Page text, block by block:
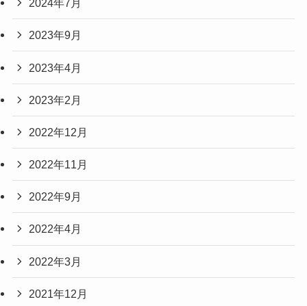
2024年7月
2023年9月
2023年4月
2023年2月
2022年12月
2022年11月
2022年9月
2022年4月
2022年3月
2021年12月